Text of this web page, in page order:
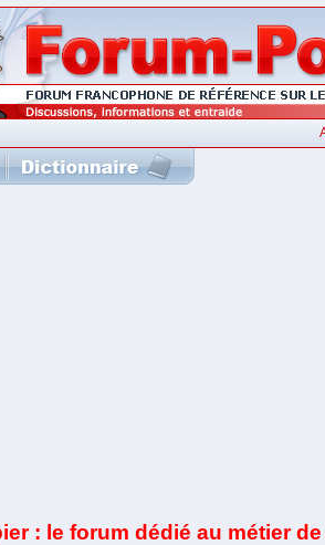
: le forum dédié au métier